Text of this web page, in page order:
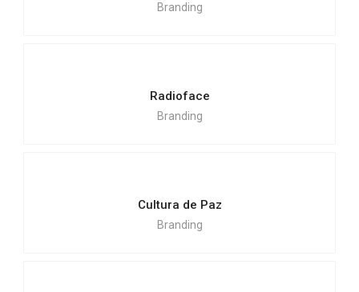
Branding
Radioface
Branding
Cultura de Paz
Branding